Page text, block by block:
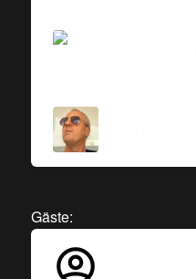
Gäste: